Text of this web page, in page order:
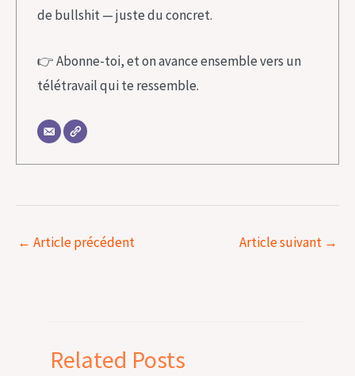
de bullshit — juste du concret.
👉 Abonne-toi, et on avance ensemble vers un
télétravail qui te ressemble.
← Article précédent Article suivant →
Related Posts